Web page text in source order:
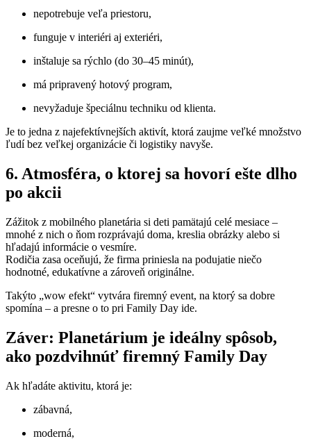
nepotrebuje veľa priestoru,
funguje v interiéri aj exteriéri,
inštaluje sa rýchlo (do 30–45 minút),
má pripravený hotový program,
nevyžaduje špeciálnu techniku od klienta.
Je to jedna z najefektívnejších aktivít, ktorá zaujme veľké množstvo
ľudí bez veľkej organizácie či logistiky navyše.
6. Atmosféra, o ktorej sa hovorí ešte dlho
po akcii
Zážitok z mobilného planetária si deti pamätajú celé mesiace –
mnohé z nich o ňom rozprávajú doma, kreslia obrázky alebo si
hľadajú informácie o vesmíre.
Rodičia zasa oceňujú, že firma priniesla na podujatie niečo
hodnotné, edukatívne a zároveň originálne.
Takýto „wow efekt“ vytvára firemný event, na ktorý sa dobre
spomína – a presne o to pri Family Day ide.
Záver: Planetárium je ideálny spôsob,
ako pozdvihnúť firemný Family Day
Ak hľadáte aktivitu, ktorá je:
zábavná,
moderná,